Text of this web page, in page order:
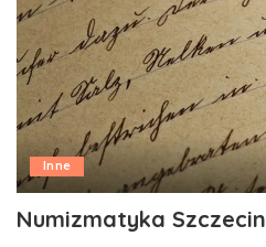
Inne
Numizmatyka Szczecin